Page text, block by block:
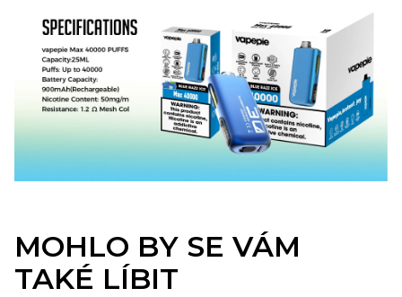
MOHLO BY SE VÁM
TAKÉ LÍBIT